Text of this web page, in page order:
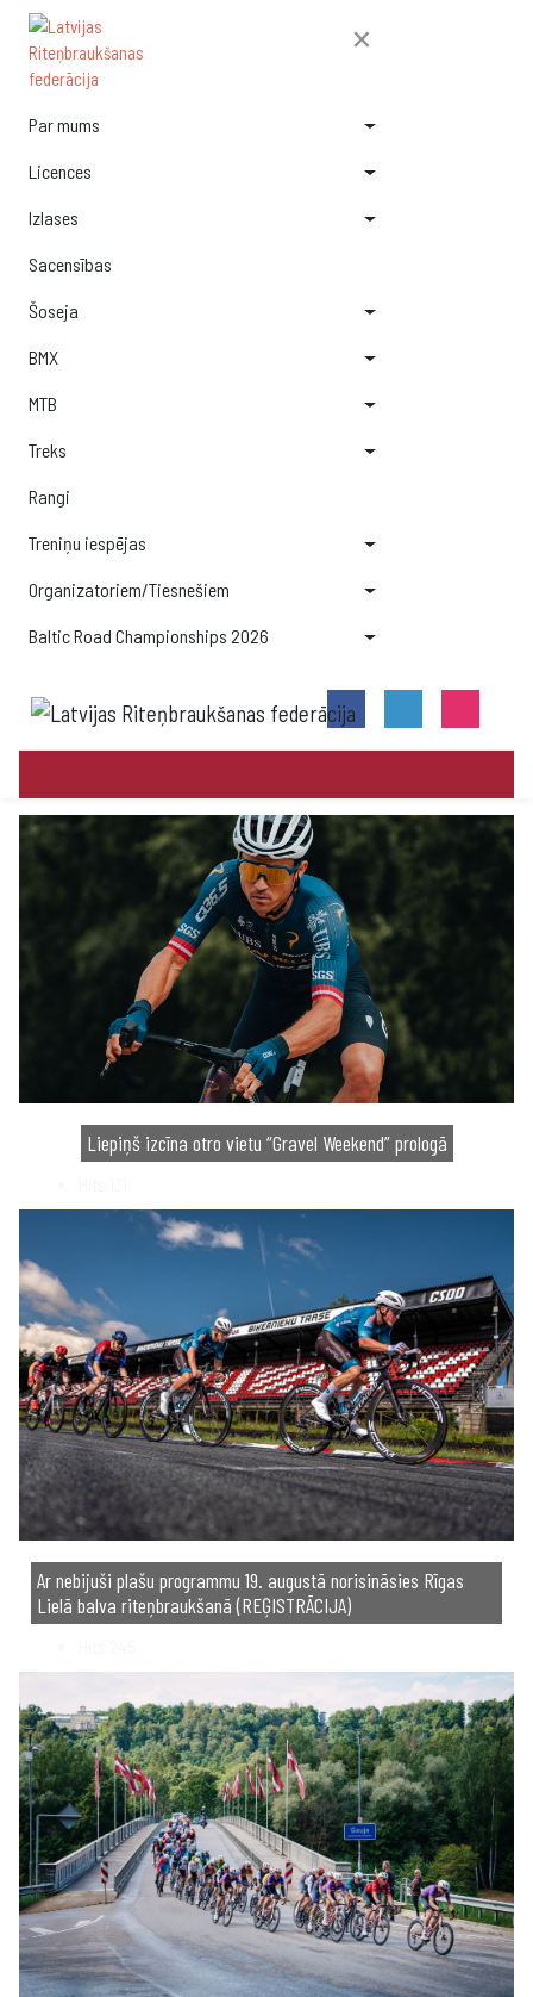
×
Par mums
Licences
Izlases
Sacensības
Šoseja
BMX
MTB
Treks
Rangi
Treniņu iespējas
Organizatoriem/Tiesnešiem
Baltic Road Championships 2026
Liepiņš izcīna otro vietu “Gravel Weekend” prologā
Ar nebijuši plašu programmu 19. augustā norisināsies Rīgas
Lielā balva riteņbraukšanā (REĢISTRĀCIJA)